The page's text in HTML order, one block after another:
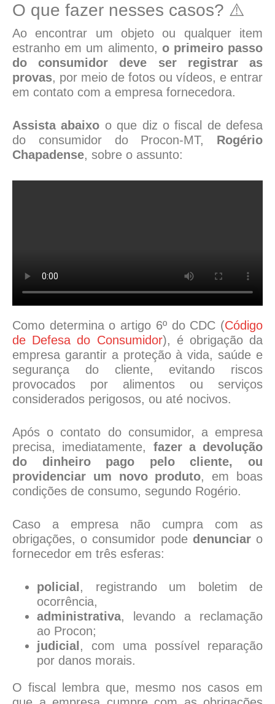
O que fazer nesses casos? ⚠️
Ao encontrar um objeto ou qualquer item
estranho em um alimento, o primeiro passo
do consumidor deve ser registrar as
provas, por meio de fotos ou vídeos, e entrar
em contato com a empresa fornecedora.
Assista abaixo o que diz o fiscal de defesa
do consumidor do Procon-MT, Rogério
Chapadense, sobre o assunto:
Como determina o artigo 6º do CDC (Código
de Defesa do Consumidor), é obrigação da
empresa garantir a proteção à vida, saúde e
segurança do cliente, evitando riscos
provocados por alimentos ou serviços
considerados perigosos, ou até nocivos.
Após o contato do consumidor, a empresa
precisa, imediatamente, fazer a devolução
do dinheiro pago pelo cliente, ou
providenciar um novo produto, em boas
condições de consumo, segundo Rogério.
Caso a empresa não cumpra com as
obrigações, o consumidor pode denunciar o
fornecedor em três esferas:
policial , registrando um boletim de
ocorrência,
administrativa, levando a reclamação
ao Procon;
judicial , com uma possível reparação
por danos morais.
O fiscal lembra que, mesmo nos casos em